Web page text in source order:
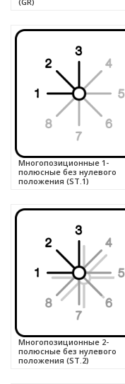
Многопозиционные 1-
полюсные без нулевого
положения (ST.1)
Многопозиционные 2-
полюсные без нулевого
положения (ST.2)